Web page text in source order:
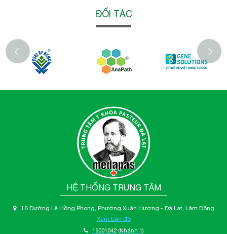
ĐỐI TÁC
‹
HỆ THỐNG TRUNG TÂM
16 Đường Lê Hồng Phong, Phường Xuân Hương - Đà Lạt, Lâm Đồng
Xem bản đồ
19001042 (Nhánh 1)